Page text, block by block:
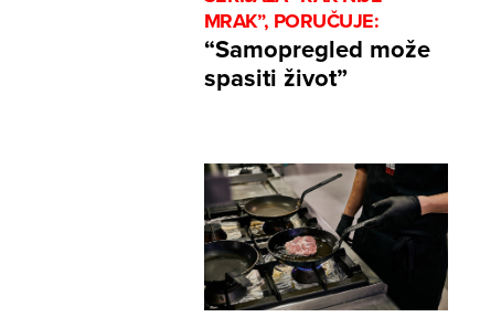
MRAK”, PORUČUJE:
“Samopregled može
spasiti život”